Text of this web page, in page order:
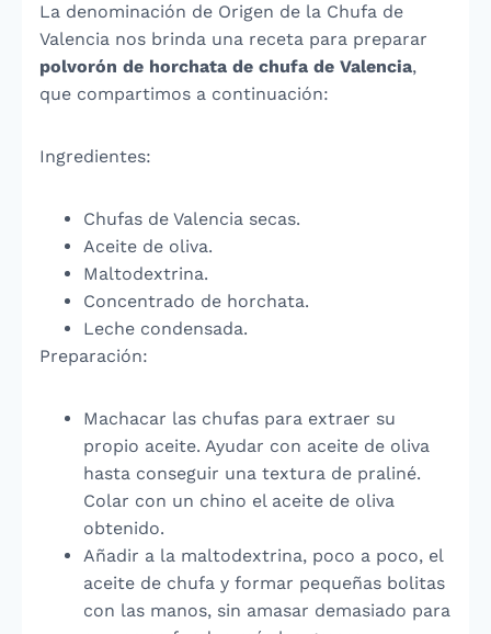
La denominación de Origen de la Chufa de
Valencia nos brinda una receta para preparar
polvorón de horchata de chufa de Valencia,
que compartimos a continuación:
Ingredientes:
Chufas de Valencia secas.
Aceite de oliva.
Maltodextrina.
Concentrado de horchata.
Leche condensada.
Preparación:
Machacar las chufas para extraer su
propio aceite. Ayudar con aceite de oliva
hasta conseguir una textura de praliné.
Colar con un chino el aceite de oliva
obtenido.
Añadir a la maltodextrina, poco a poco, el
aceite de chufa y formar pequeñas bolitas
con las manos, sin amasar demasiado para